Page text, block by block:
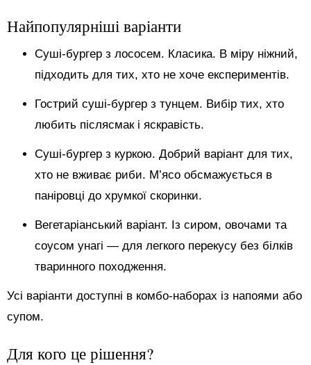
Найпопулярніші варіанти
Суші-бургер з лососем. Класика. В міру ніжний,
підходить для тих, хто не хоче експериментів.
Гострий суші-бургер з тунцем. Вибір тих, хто
любить післясмак і яскравість.
Суші-бургер з куркою. Добрий варіант для тих,
хто не вживає риби. М’ясо обсмажується в
паніровці до хрумкої скоринки.
Вегетаріанський варіант. Із сиром, овочами та
соусом унагі — для легкого перекусу без білків
тваринного походження.
Усі варіанти доступні в комбо-наборах із напоями або
супом.
Для кого це рішення?